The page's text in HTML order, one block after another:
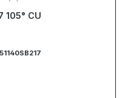
105° CU